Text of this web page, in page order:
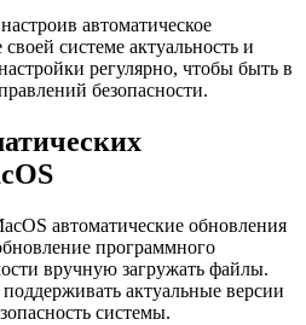
автоматическое
системе актуальность и
регулярно, чтобы быть в
безопасности.
автоматические обновления
программного
вручную загружать файлы.
актуальные версии
системы.